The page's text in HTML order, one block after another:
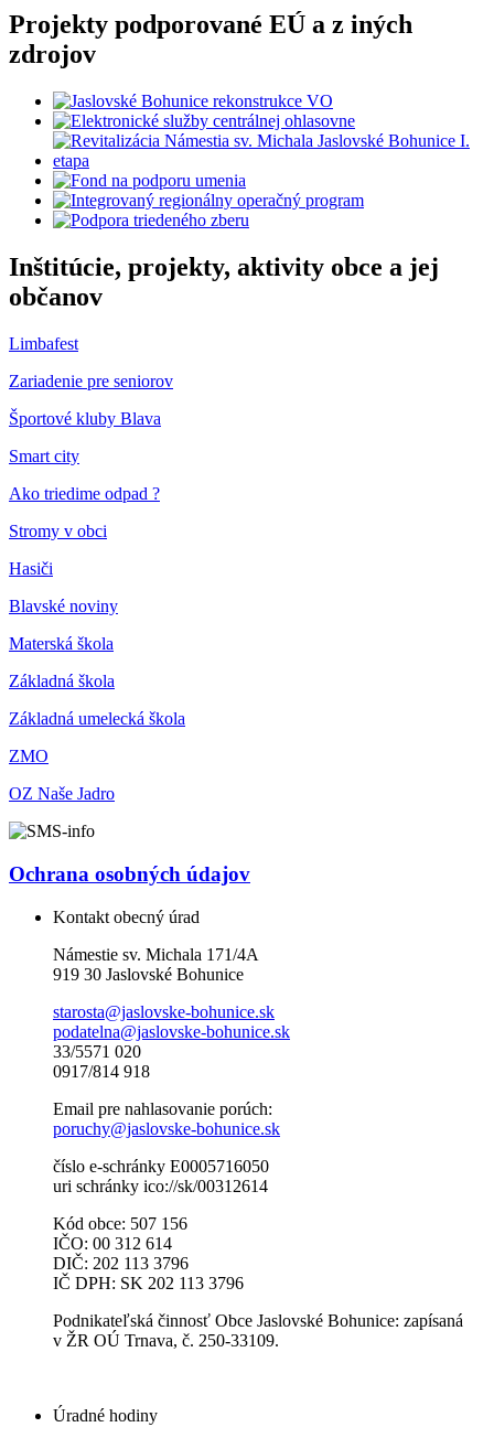
Projekty podporované EÚ a z iných
zdrojov
Inštitúcie, projekty, aktivity obce a jej
občanov
Limbafest
Zariadenie pre seniorov
Športové kluby Blava
Smart city
Ako triedime odpad ?
Stromy v obci
Hasiči
Blavské noviny
Materská škola
Základná škola
Základná umelecká škola
ZMO
OZ Naše Jadro
Ochrana osobných údajov
Kontakt obecný úrad
Námestie sv. Michala 171/4A
919 30 Jaslovské Bohunice
starosta@jaslovske-bohunice.sk
podatelna@jaslovske-bohunice.sk
33/5571 020
0917/814 918
Email pre nahlasovanie porúch:
poruchy@jaslovske-bohunice.sk
číslo e-schránky E0005716050
uri schránky ico://sk/00312614
Kód obce: 507 156
IČO: 00 312 614
DIČ: 202 113 3796
IČ DPH: SK 202 113 3796
Podnikateľská činnosť Obce Jaslovské Bohunice: zapísaná
v ŽR OÚ Trnava, č. 250-33109.
Úradné hodiny